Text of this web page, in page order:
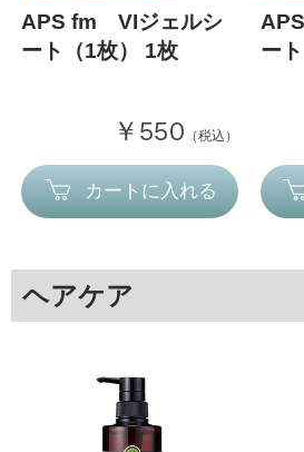
APS fm VIジェルシ
ート（1枚） 1枚
￥550 （税込）
カートに入れる
ー
ヘアケア